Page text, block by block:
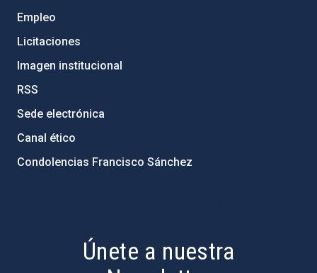
Empleo
Licitaciones
Imagen institucional
RSS
Sede electrónica
Canal ético
Condolencias Francisco Sánchez
Únete a nuestra